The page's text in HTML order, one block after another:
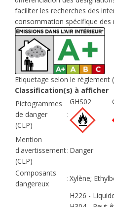
faciliter les recherches des
consommation spécifique des
Etiquetage selon le règlement
Classification(s) à afficher
Pictogrammes
de danger
(CLP)
:
GHS02
Mention
d'avertissement
(CLP)
: Danger
Composants
dangereux
:Xylène;
H226 -